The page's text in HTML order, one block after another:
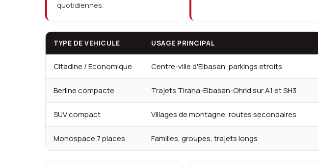
quotidiennes.
TYPE DE VEHICULE USAGE PRINCIPAL
Citadine / Economique Centre-ville d'Elbasan, parkings etroits
Berline compacte Trajets Tirana-Elbasan-Ohrid sur A1 et SH3
SUV compact Villages de montagne, routes secondaires
Monospace 7 places Familles, groupes, trajets longs